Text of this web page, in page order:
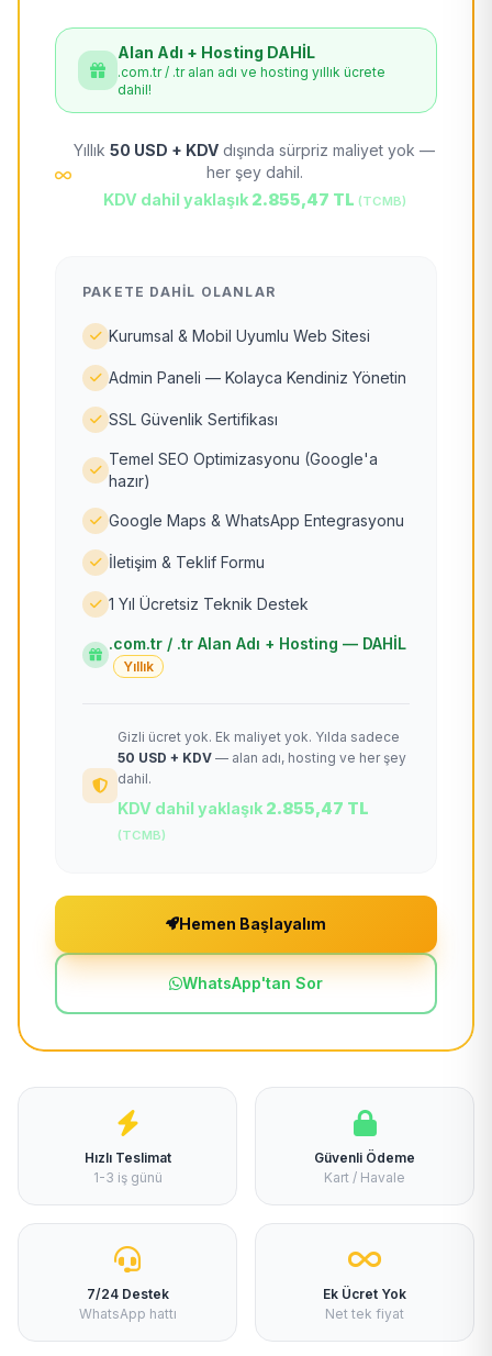
Alan Adı + Hosting DAHİL
.com.tr / .tr alan adı ve hosting yıllık ücrete
dahil!
Yıllık 50 USD + KDV dışında sürpriz maliyet yok —
her şey dahil.
KDV dahil yaklaşık 2.855,47 TL (TCMB)
PAKETE DAHIL OLANLAR
Kurumsal & Mobil Uyumlu Web Sitesi
Admin Paneli — Kolayca Kendiniz Yönetin
SSL Güvenlik Sertifikası
Temel SEO Optimizasyonu (Google'a
hazır)
Google Maps & WhatsApp Entegrasyonu
İletişim & Teklif Formu
1 Yıl Ücretsiz Teknik Destek
.com.tr / .tr Alan Adı + Hosting — DAHİL
Yıllık
Gizli ücret yok. Ek maliyet yok. Yılda sadece
50 USD + KDV — alan adı, hosting ve her şey
dahil.
KDV dahil yaklaşık 2.855,47 TL
(TCMB)
Hemen Başlayalım
WhatsApp'tan Sor
Hızlı Teslimat
1-3 iş günü
Güvenli Ödeme
Kart / Havale
7/24 Destek
WhatsApp hattı
Ek Ücret Yok
Net tek fiyat